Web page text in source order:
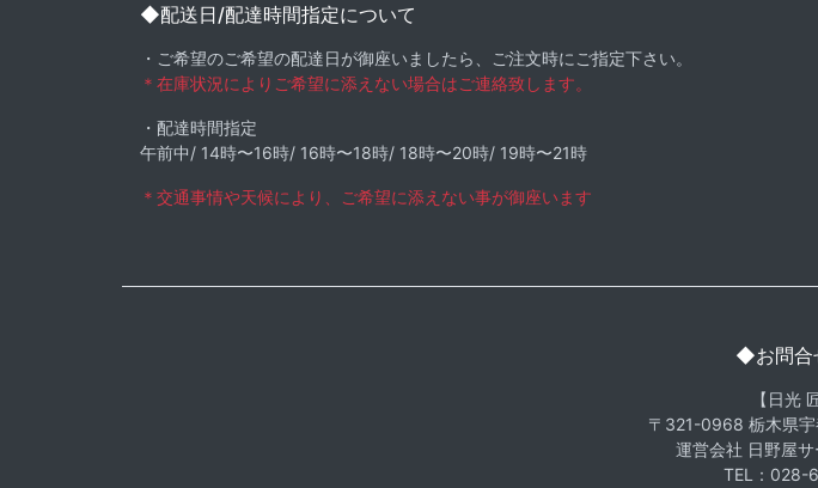
◆配送日/配達時間指定について
・ご希望のご希望の配達日が御座いましたら、ご注文時にご指定下さい。
＊在庫状況によりご希望に添えない場合はご連絡致します。
・配達時間指定
午前中/ 14時〜16時/ 16時〜18時/ 18時〜20時/ 19時〜21時
＊交通事情や天候により、ご希望に添えない事が御座います
◆お問
【日光
〒321-0968 栃木県
運営会社 日野屋
TEL：028-